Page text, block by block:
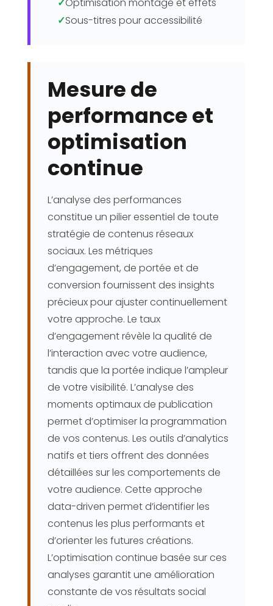
✓Sous-titres pour accessibilité
Mesure de
performance et
optimisation
continue
L’analyse des performances
constitue un pilier essentiel de toute
stratégie de contenus réseaux
sociaux. Les métriques
d’engagement, de portée et de
conversion fournissent des insights
précieux pour ajuster continuellement
votre approche. Le taux
d’engagement révèle la qualité de
l’interaction avec votre audience,
tandis que la portée indique l’ampleur
de votre visibilité. L’analyse des
moments optimaux de publication
permet d’optimiser la programmation
de vos contenus. Les outils d’analytics
natifs et tiers offrent des données
détaillées sur les comportements de
votre audience. Cette approche
data-driven permet d’identifier les
contenus les plus performants et
d’orienter les futures créations.
L’optimisation continue basée sur ces
analyses garantit une amélioration
constante de vos résultats social